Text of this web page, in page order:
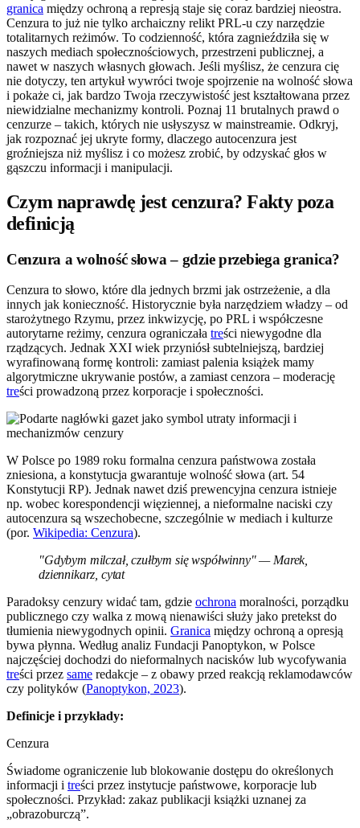
granica między ochroną a represją staje się coraz bardziej nieostra.
Cenzura to już nie tylko archaiczny relikt PRL-u czy narzędzie
totalitarnych reżimów. To codzienność, która zagnieździła się w
naszych mediach społecznościowych, przestrzeni publicznej, a
nawet w naszych własnych głowach. Jeśli myślisz, że cenzura cię
nie dotyczy, ten artykuł wywróci twoje spojrzenie na wolność słowa
i pokaże ci, jak bardzo Twoja rzeczywistość jest kształtowana przez
niewidzialne mechanizmy kontroli. Poznaj 11 brutalnych prawd o
cenzurze – takich, których nie usłyszysz w mainstreamie. Odkryj,
jak rozpoznać jej ukryte formy, dlaczego autocenzura jest
groźniejsza niż myślisz i co możesz zrobić, by odzyskać głos w
gąszczu informacji i manipulacji.
Czym naprawdę jest cenzura? Fakty poza
definicją
Cenzura a wolność słowa – gdzie przebiega granica?
Cenzura to słowo, które dla jednych brzmi jak ostrzeżenie, a dla
innych jak konieczność. Historycznie była narzędziem władzy – od
starożytnego Rzymu, przez inkwizycję, po PRL i współczesne
autorytarne reżimy, cenzura ograniczała treści niewygodne dla
rządzących. Jednak XXI wiek przyniósł subtelniejszą, bardziej
wyrafinowaną formę kontroli: zamiast palenia książek mamy
algorytmiczne ukrywanie postów, a zamiast cenzora – moderację
treści prowadzoną przez korporacje i społeczności.
W Polsce po 1989 roku formalna cenzura państwowa została
zniesiona, a konstytucja gwarantuje wolność słowa (art. 54
Konstytucji RP). Jednak nawet dziś prewencyjna cenzura istnieje
np. wobec korespondencji więziennej, a nieformalne naciski czy
autocenzura są wszechobecne, szczególnie w mediach i kulturze
(por. Wikipedia: Cenzura).
"Gdybym milczał, czułbym się współwinny" — Marek,
dziennikarz, cytat
Paradoksy cenzury widać tam, gdzie ochrona moralności, porządku
publicznego czy walka z mową nienawiści służy jako pretekst do
tłumienia niewygodnych opinii. Granica między ochroną a opresją
bywa płynna. Według analiz Fundacji Panoptykon, w Polsce
najczęściej dochodzi do nieformalnych nacisków lub wycofywania
treści przez same redakcje – z obawy przed reakcją reklamodawców
czy polityków (Panoptykon, 2023).
Definicje i przykłady:
Cenzura
Świadome ograniczenie lub blokowanie dostępu do określonych
informacji i treści przez instytucje państwowe, korporacje lub
społeczności. Przykład: zakaz publikacji książki uznanej za
„obrazoburczą”.